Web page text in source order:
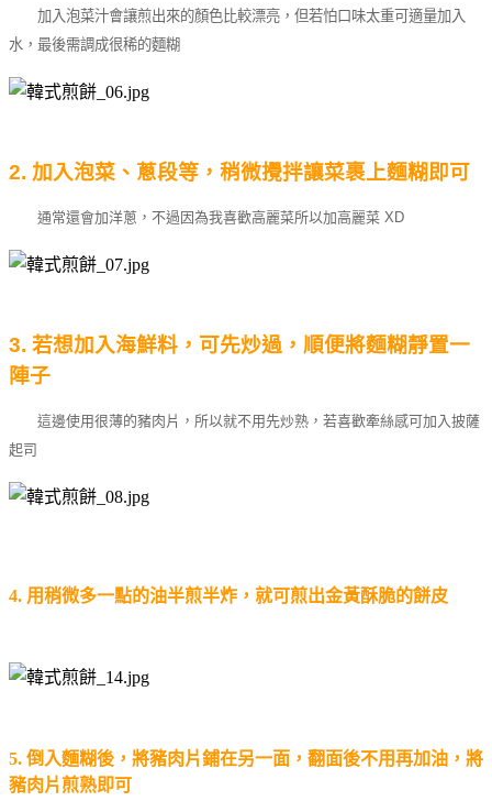
加入泡菜汁會讓煎出來的顏色比較漂亮，但若怕口味太重可適量加入
水，最後需調成很稀的麵糊
2. 加入泡菜、蔥段等，稍微攪拌讓菜裹上麵糊即可
通常還會加洋蔥，不過因為我喜歡高麗菜所以加高麗菜 XD
3. 若想加入海鮮料，可先炒過，順便將麵糊靜置一
陣子
這邊使用很薄的豬肉片，所以就不用先炒熟，若喜歡牽絲感可加入披薩
起司
4. 用稍微多一點的油半煎半炸，就可煎出金黃酥脆的餅皮
5. 倒入麵糊後，將豬肉片鋪在另一面，翻面後不用再加油，將
豬肉片煎熟即可